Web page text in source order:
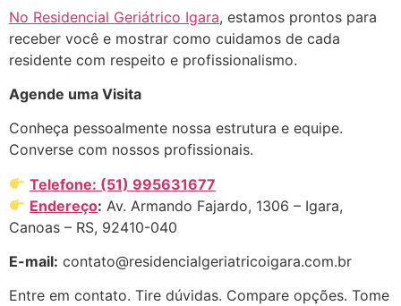
No Residencial Geriátrico Igara, estamos prontos para
receber você e mostrar como cuidamos de cada
residente com respeito e profissionalismo.
Agende uma Visita
Conheça pessoalmente nossa estrutura e equipe.
Converse com nossos profissionais.
Telefone: (51) 995631677
Endereço: Av. Armando Fajardo, 1306 – Igara,
Canoas – RS, 92410-040
E-mail: contato@residencialgeriatricoigara.com.br
Entre em contato. Tire dúvidas. Compare opções. Tome